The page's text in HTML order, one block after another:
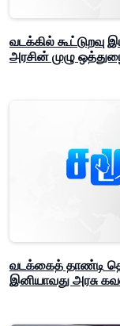
வடக்கில் கூட்டுறவு
அரசின் முழு
வடக்கைத் தாண்டி
இனியாவது அரசு